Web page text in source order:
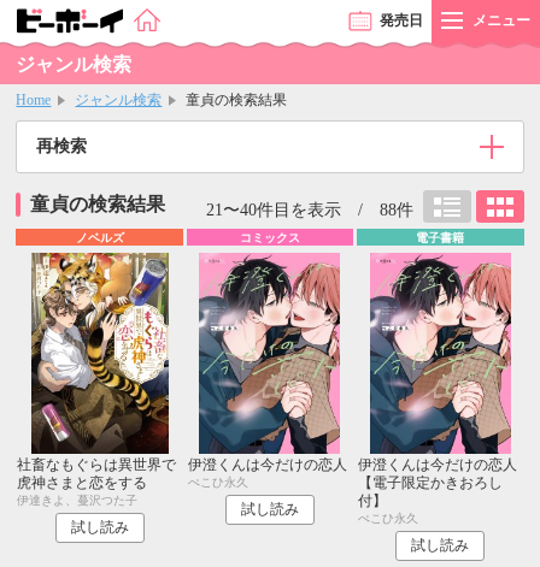
発売日 メニュー
ジャンル検索
Home ジャンル検索 童貞の検索結果
再検索
童貞の検索結果 21〜40件目を表示 / 88件
ノベルズ
社畜なもぐらは異世界で
虎神さまと恋をする
伊達きよ、蔓沢つた子
試し読み
コミックス
伊澄くんは今だけの恋人
ぺこひ永久
試し読み
電子書籍
伊澄くんは今だけの恋人
【電子限定かきおろし
付】
ぺこひ永久
試し読み